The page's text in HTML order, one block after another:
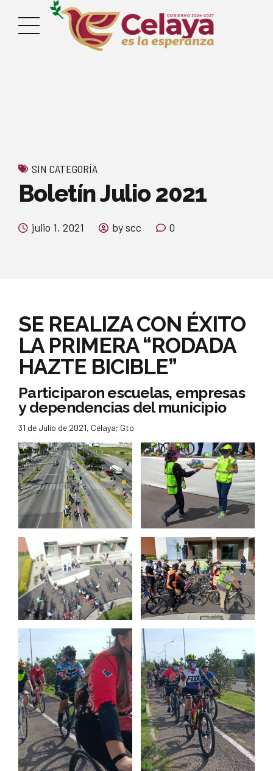
SIN CATEGORÍA
Boletín Julio 2021
julio 1, 2021 by scc 0
SE REALIZA CON ÉXITO
LA PRIMERA “RODADA
HAZTE BICIBLE”
Participaron escuelas, empresas
y dependencias del municipio
31 de Julio de 2021, Celaya; Gto.